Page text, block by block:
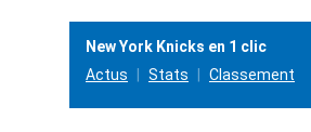
New York Knicks en 1 clic
Actus
Stats Classement